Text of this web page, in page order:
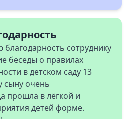
сотруднику
беседы о правилах
в детском саду 13
сыну очень
прошла в лёгкой и
детей форме.